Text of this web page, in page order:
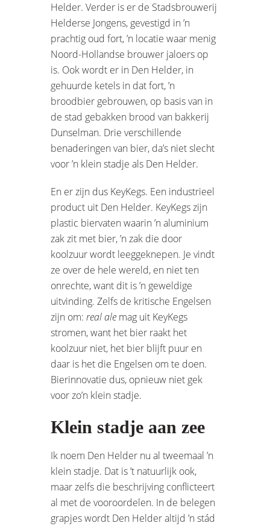
Helder. Verder is er de Stadsbrouwerij
Helderse Jongens, gevestigd in ’n
prachtig oud fort, ’n locatie waar menig
Noord-Hollandse brouwer jaloers op
is. Ook wordt er in Den Helder, in
gehuurde ketels in dat fort, ’n
broodbier gebrouwen, op basis van in
de stad gebakken brood van bakkerij
Dunselman. Drie verschillende
benaderingen van bier, da’s niet slecht
voor ’n klein stadje als Den Helder.
En er zijn dus KeyKegs. Een industrieel
product uit Den Helder. KeyKegs zijn
plastic biervaten waarin ’n aluminium
zak zit met bier, ’n zak die door
koolzuur wordt leeggeknepen. Je vindt
ze over de hele wereld, en niet ten
onrechte, want dit is ’n geweldige
uitvinding. Zelfs de kritische Engelsen
zijn om: real ale mag uit KeyKegs
stromen, want het bier raakt het
koolzuur niet, het bier blijft puur en
daar is het die Engelsen om te doen.
Bierinnovatie dus, opnieuw niet gek
voor zo’n klein stadje.
Klein stadje aan zee
Ik noem Den Helder nu al tweemaal ’n
klein stadje. Dat is ’t natuurlijk ook,
maar zelfs die beschrijving conflicteert
al met de vooroordelen. In de belegen
grapjes wordt Den Helder altijd ’n stád